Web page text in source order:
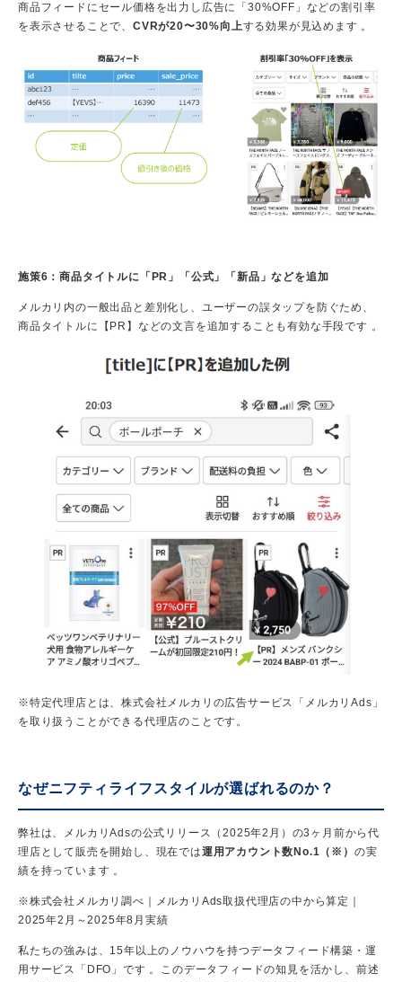
商品フィードにセール価格を出力し広告に「30%OFF」などの割引率
を表示させることで、 CVRが20〜30%向上する効果が見込めます 。
施策6：商品タイトルに「PR」「公式」「新品」などを追加
メルカリ内の一般出品と差別化し、ユーザーの誤タップを防ぐため、
商品タイトルに【PR】などの文言を追加することも有効な手段です 。
※特定代理店とは、株式会社メルカリの広告サービス「メルカリAds」
を取り扱うことができる代理店のことです。
なぜニフティライフスタイルが選ばれるのか？
弊社は、メルカリAdsの公式リリース（2025年2月）の3ヶ月前から代
理店として販売を開始し、現在では運用アカウント数No.1（※） の実
績を持っています 。
※株式会社メルカリ調べ｜メルカリAds取扱代理店の中から算定｜
2025年2月～2025年8月実績
私たちの強みは、15年以上のノウハウを持つデータフィード構築・運
用サービス「DFO」です 。このデータフィードの知見を活かし、前述